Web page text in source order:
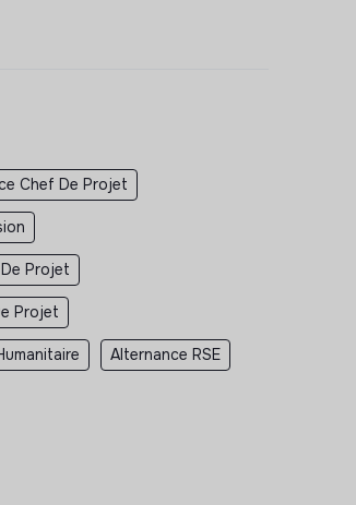
Chef De Projet
Projet
Projet
Alternance RSE